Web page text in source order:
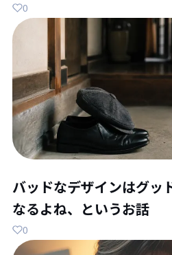
0
バッドなデザインはグッ
なるよね、というお話
0